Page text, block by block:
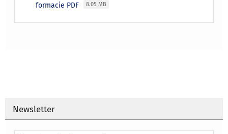
formacie PDF
8.05 MB
Newsletter